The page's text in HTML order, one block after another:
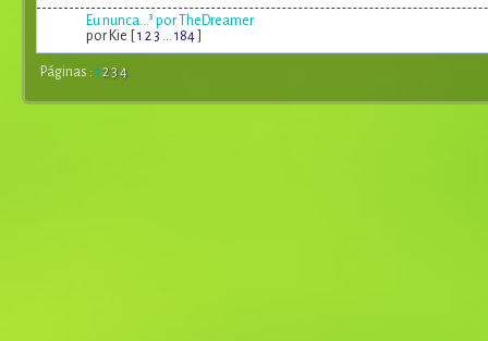
Eu nunca...³ por TheDreamer
por Kie [ 1 23 ... 184]
Páginas : 1 234